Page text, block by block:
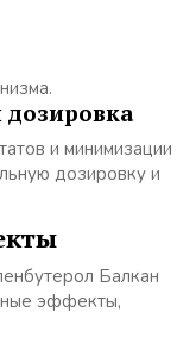
и минимизации
дозировку и
Балкан
эффекты,